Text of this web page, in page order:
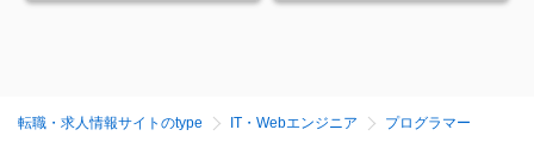
転職・求人情報サイトのtype IT・Webエンジニア プログラマー